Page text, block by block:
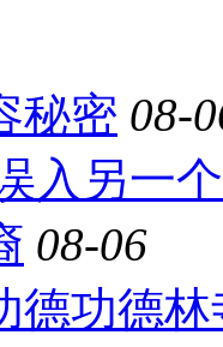
秘密 08-
入另一
08-06
德功德林